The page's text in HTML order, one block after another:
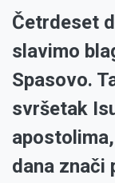
Četrdeset
slavimo
Spasovo.
svršetak
dana znači